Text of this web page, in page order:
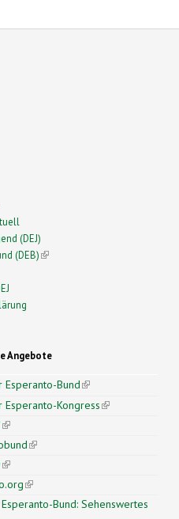
(DEJ)
(DEB)(link is external)
Angebote
Esperanto-Bund(link is
external)
Esperanto-Kongress(link is
(link is external)
(link is external)
(link is external)
(link is external)
Bund: Sehenswertes